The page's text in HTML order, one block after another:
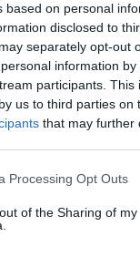
based on personal
disclosed to
separately opt-out
information
participants.
us to third parties on
that may further
Processing Opt Outs
of the Sharing of my
DI LEGNANO